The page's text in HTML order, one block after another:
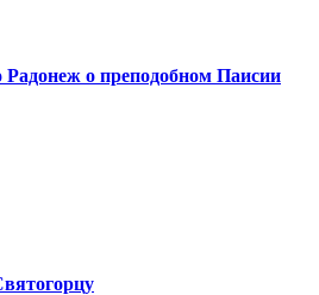
о преподобном Паисии